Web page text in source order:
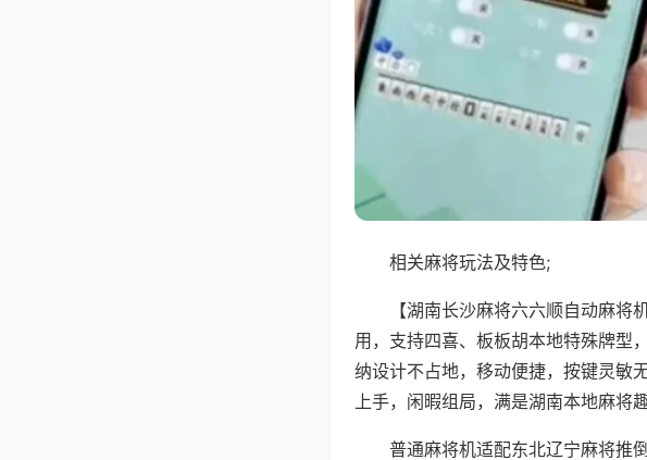
相关麻将玩法及特色;
【湖南长沙麻将六六顺自动麻
用，支持四喜、板板胡本地特殊牌型
纳设计不占地，移动便捷，按键灵敏
上手，闲暇组局，满是湖南本地麻将趣
普通麻将机适配东北辽宁麻将推